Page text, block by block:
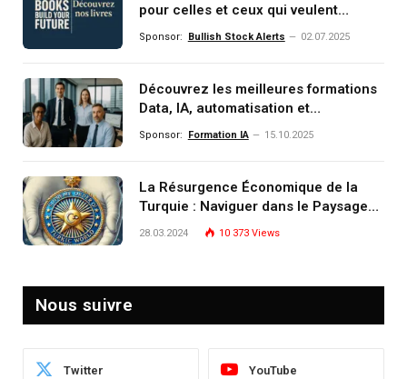
pour celles et ceux qui veulent
comprendre, investir et dominer le
Sponsor: Bullish Stock Alerts 02.07.2025
Découvrez les meilleures formations
Data, IA, automatisation et
investissement (gestion de
Sponsor: Formation IA 15.10.2025
La Résurgence Économique de la
Turquie : Naviguer dans le Paysage
Post-Crise
28.03.2024 10 373 Views
Nous suivre
Twitter YouTube